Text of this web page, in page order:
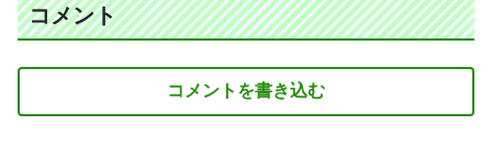
コメント
コメントを書き込む